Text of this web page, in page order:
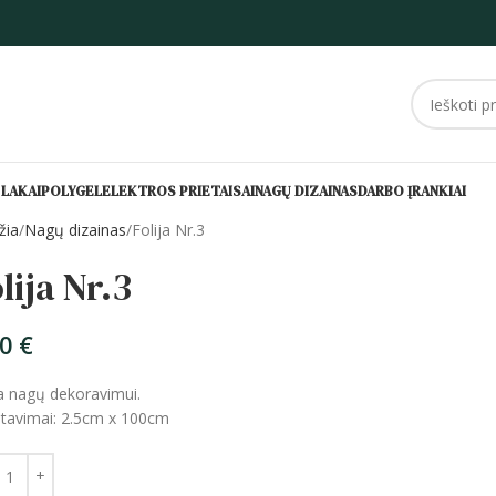
POLYGELELEKTROS PRIETAISAINAGŲ DIZAINASDARBO ĮRANKIAI
Nagų dizainas Folija Nr.3
Nr.3
€
nagų dekoravimui.
2.5cm x 100cm